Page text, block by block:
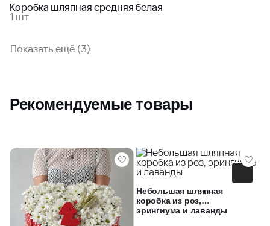
Коробка шляпная средняя белая
1 шт
Показать ещё (3)
Рекомендуемые товары
Небольшая шляпная
коробка из роз,
эрингиума и лаванды